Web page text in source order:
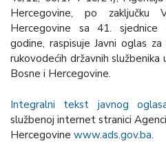
Hercegovine, po zaključku
Hercegovine sa 41. sjednice
godine, raspisuje Javni oglas
rukovodećih državnih
Bosne i Hercegovine.
Integralni tekst javnog
službenoj internet stranici
Hercegovine www.ads.gov.ba.